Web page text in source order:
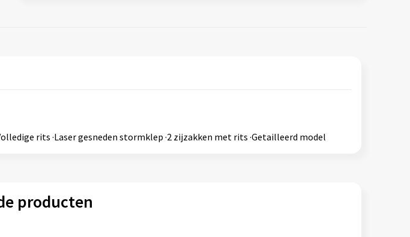
rits ·Laser gesneden stormklep ·2 zijzakken met rits ·Getailleerd model
producten